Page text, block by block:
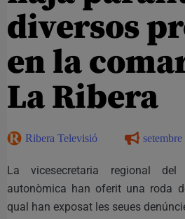
diversos
en la
La Ribera
Ribera Televisió
La vicesecretaria regional
autonòmica han oferit una roda
qual han exposat les seues